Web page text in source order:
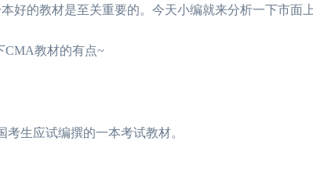
好的教材是至关重要的。今天小编就来分析一下市面
CMA教材的有点~
生应试编撰的一本考试教材。